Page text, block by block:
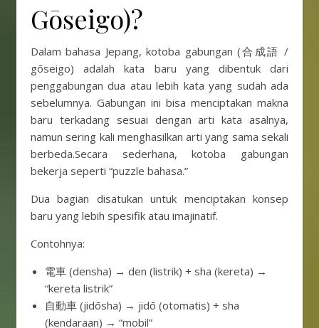
Gōseigo)?
Dalam bahasa Jepang, kotoba gabungan (合成語 /
gōseigo) adalah kata baru yang dibentuk dari
penggabungan dua atau lebih kata yang sudah ada
sebelumnya. Gabungan ini bisa menciptakan makna
baru terkadang sesuai dengan arti kata asalnya,
namun sering kali menghasilkan arti yang sama sekali
berbeda.Secara sederhana, kotoba gabungan
bekerja seperti “puzzle bahasa.”
Dua bagian disatukan untuk menciptakan konsep
baru yang lebih spesifik atau imajinatif.
Contohnya:
電車 (densha) → den (listrik) + sha (kereta) →
“kereta listrik”
自動車 (jidōsha) → jidō (otomatis) + sha
(kendaraan) → “mobil”